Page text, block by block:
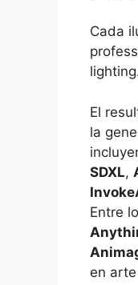
Cada
El
la
SDXL,
Entre
en